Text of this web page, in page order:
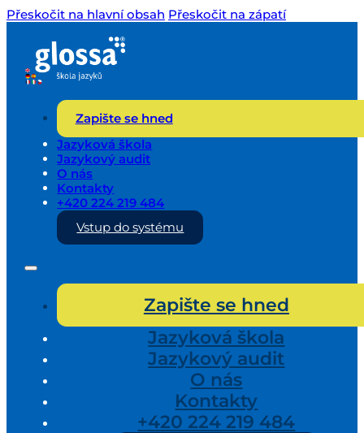
Přeskočit na hlavní obsah Přeskočit na zápatí
Zapište se hned
Jazyková škola
Jazykový audit
O nás
Kontakty
+420 224 219 484
Vstup do systému
Zapište se hned
Jazyková škola
Jazykový audit
O nás
Kontakty
+420 224 219 484